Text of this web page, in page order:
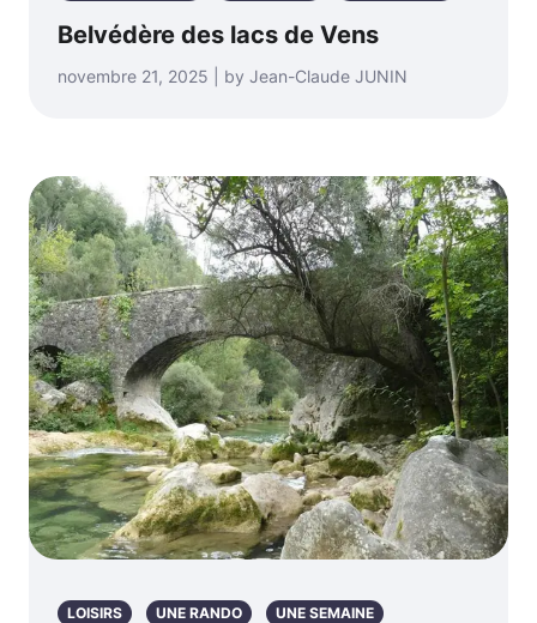
Belvédère des lacs de Vens
novembre 21, 2025 | by Jean-Claude JUNIN
LOISIRS UNE RANDO UNE SEMAINE